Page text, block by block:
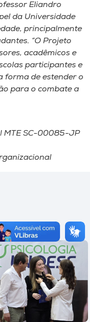
Eliandro
da Universidade
principalmente
“O Projeto
acadêmicos e
participantes e
forma de estender o
para o combate a
MTE SC-00085-JP